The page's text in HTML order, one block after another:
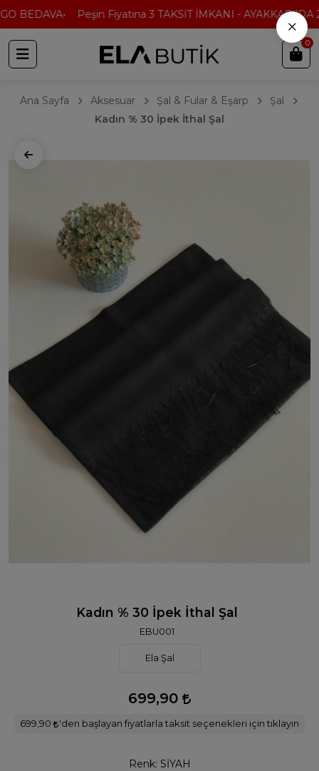
BEDAVA Peşin Fiyatına 3 TAKSİT İMKANI - AYAKKABI'DA
0
Ana Sayfa Aksesuar Şal & Fular & Eşarp
Şal
Kadın % 30 İpek İthal Şal
Kadın % 30 İpek İthal Şal
EBU001
Ela Şal
699,90
699,90 'den başlayan fiyatlarla taksit seçenekleri için tıklayın
Renk: SİYAH
×